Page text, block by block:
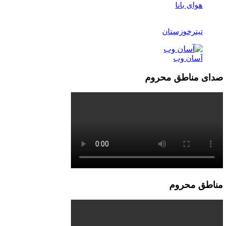
هوای بانا
تیترخوزستان
آسان وب
صدای مناطق محروم
مناطق محروم